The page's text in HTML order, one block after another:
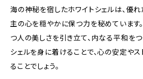
海の神秘を宿したホワイトシェルは、優
主の心を穏やかに保つ力を秘めています
つ人の美しさを引き立て、内なる平和をつ
シェルを身に着けることで、心の安定や
ることでしょう。